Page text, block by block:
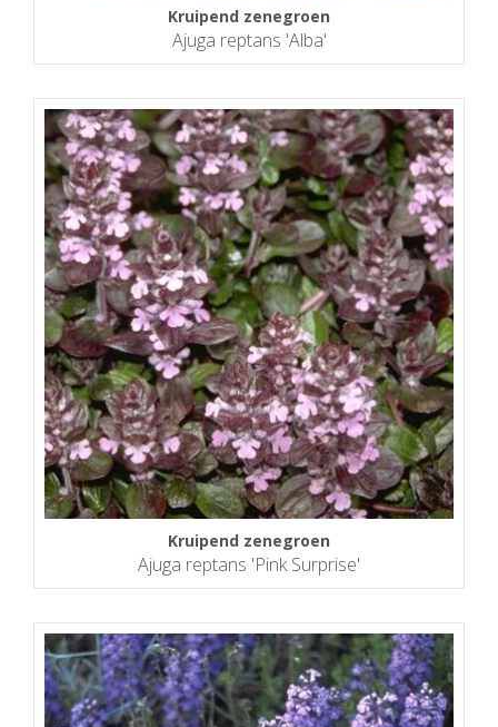
Kruipend zenegroen
Ajuga reptans 'Alba'
Kruipend zenegroen
Ajuga reptans 'Pink Surprise'